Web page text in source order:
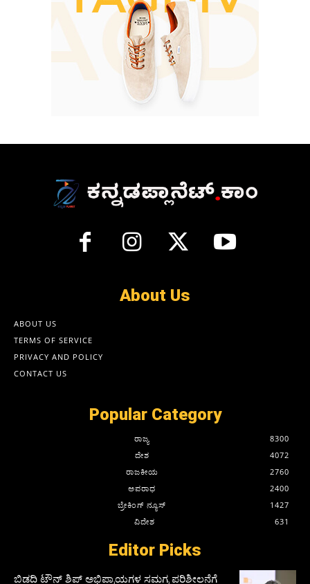
About Us
ABOUT US
TERMS OF SERVICE
PRIVACY AND POLICY
CONTACT US
Popular Category
ರಾಜ್ಯ
8300
ದೇಶ
4072
ರಾಜಕೀಯ
2760
ಅಪರಾಧ
2400
ಬ್ರೇಕಿಂಗ್ ನ್ಯೂಸ್
1427
ವಿದೇಶ
631
Editor Picks
ಬಿಡದಿ ಟೌನ್ ಶಿಪ್ ಅಭಿಪ್ರಾಯಗಳ ಸಮಗ್ರ ಪರಿಶೀಲನೆಗೆ